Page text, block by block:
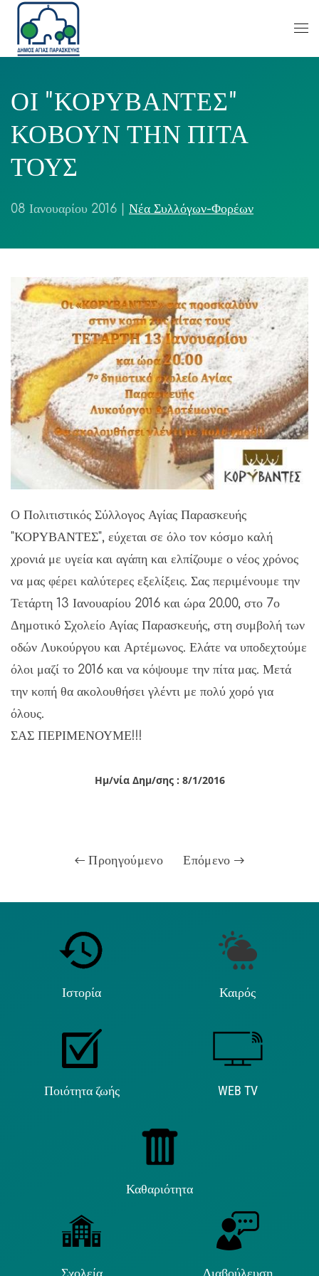
ΟΙ "ΚΟΡΥΒΑΝΤΕΣ"
ΚΟΒΟΥΝ ΤΗΝ ΠΙΤΑ
ΤΟΥΣ
08 Ιανουαρίου 2016 Νέα Συλλόγων-Φορέων
Ο Πολιτιστικός Σύλλογος Αγίας Παρασκευής
"ΚΟΡΥΒΑΝΤΕΣ", εύχεται σε όλο τον κόσμο καλή
χρονιά με υγεία και αγάπη και ελπίζουμε ο νέος χρόνος
να μας φέρει καλύτερες εξελίξεις. Σας περιμένουμε την
Τετάρτη 13 Ιανουαρίου 2016 και ώρα 20.00, στο 7ο
Δημοτικό Σχολείο Αγίας Παρασκευής, στη συμβολή των
οδών Λυκούργου και Αρτέμωνος. Ελάτε να υποδεχτούμε
όλοι μαζί το 2016 και να κόψουμε την πίτα μας. Μετά
την κοπή θα ακολουθήσει γλέντι με πολύ χορό για
όλους.
ΣΑΣ ΠΕΡΙΜΕΝΟΥΜΕ!!!
Ημ/νία Δημ/σης : 8/1/2016
Προηγούμενο Επόμενο
Ιστορία Καιρός
Ποιότητα ζωής WEB TV
Καθαριότητα
Σχολεία Διαβούλευση